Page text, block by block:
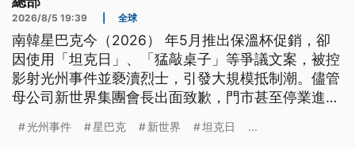
2026/8/5 19:39 全球
南韓星巴克今（2026） 年5月推出保溫杯促銷，卻
因使用「坦克日」、「猛敲桌子」等爭議文案，被控
影射光州事件並褻瀆烈士，引發大規模抵制潮。儘管
母公司新世界集團會長出面致歉，門市甚至停業進行
午持搜索票，強制調閱星巴克總部資料，釐清內部是
光州事件 星巴克 新世界 坦克日 ...